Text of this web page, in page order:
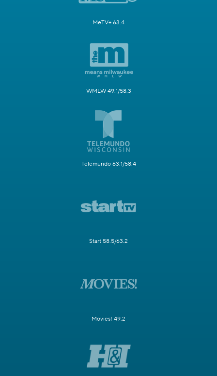
MeTV+ 63.4
WMLW 49.1/58.3
Telemundo 63.1/58.4
Start 58.5/63.2
Movies! 49.2